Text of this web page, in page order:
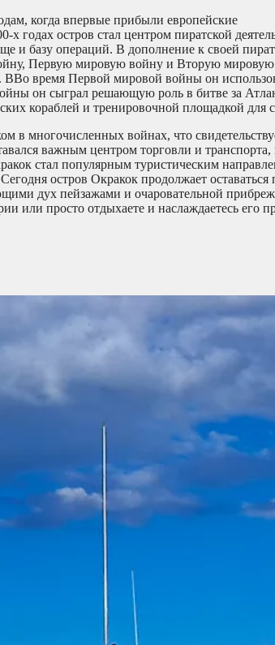
когда впервые прибыли европейские
годах остров стал центром пиратской
и базу операций. В дополнение к своей
Первую мировую войну и Вторую
время Первой мировой войны он
он сыграл решающую роль в битве за
кораблей и тренировочной площадкой для
в многочисленных войнах, что
важным центром торговли и транспорта,
стал популярным туристическим
остров Окракок продолжает
дух пейзажами и очаровательной
или просто отдыхаете и наслаждаетесь его